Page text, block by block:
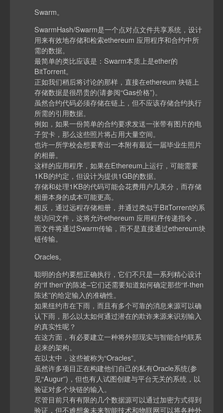
Swarm。
SwarmHash/Swarm是一个点对点文件共享系统，设计
用来有效地存储和检索ethereum 应用程序和合约中所
需的数据。
最简单的类比应该是：Swarm本质上是ether的
BitTorrent。
正如我们稍后将讨论的那样，直接在ethereum 块链上
存储数据是很昂贵的(请参阅“Gas价格”)。
虽然合约代码必须存储在链上，但不应该存储合约执行
所需的引用数据。
例如，如果一份简单的合约要求发送一张带有图片的电
子贺卡，那么这些照片将占用大量空间。
也许一所学校会想要寄出一本附有最近一届毕业生照片
的相册。
这样的应用程序，如果在Ethereum上运行，可能需要
1KB的约定，但设计为提供1GB的数据。
存储和处理1KB的代码可能会花费用户几美分，而存储
相册本身的成本可能更高。
相反，通过远程存储相册，并通过类似于BitTorrent的系
统访问文件，这将允许ethereum 应用程序传递指令，
而文件将通过Swarm传输，而不是直接通过ethereum块
链传输。
Oracles。
聪明的合约要想正确执行，它们不只是一系列精心设计
的“if then”的陈述–它们还需要知道如何确定那些“if-then
陈述”的给定输入的准确性。
如果纽约市在下雨，而且有多个可靠的消息来源可以确
认下雨，那么以太如何通过潜在的欺诈来源来识别输入
的真实性呢？
在这方面，有必要建立一种将外部现实与智能合约联系
起来的架构。
在以太中，这些被称为“Oracles”。
虽然许多项目正在构建他们自己的私有Oracle系统(参
见“Augur”)，但也有人试图创建与平台无关的系统，以
验证对多个块链的输入。
尽管目前只有有限的几个数据源可以通过加密方式得到
验证，但不难想象未来智能技术和物联网可以将各种外